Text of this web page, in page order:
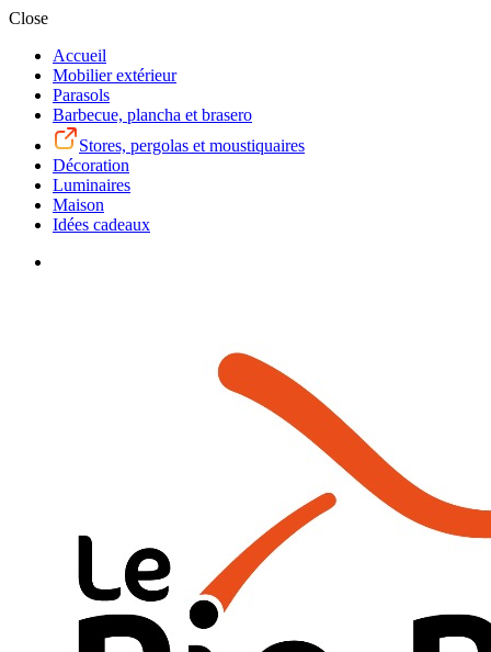
Close
Accueil
Mobilier extérieur
Parasols
Barbecue, plancha et brasero
Stores, pergolas et moustiquaires
Décoration
Luminaires
Maison
Idées cadeaux